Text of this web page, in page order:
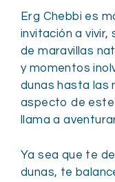
Erg Chebbi es
invitación a vivir,
de maravillas
y momentos
dunas hasta las
aspecto de este
llama a
Ya sea que te
dunas, te